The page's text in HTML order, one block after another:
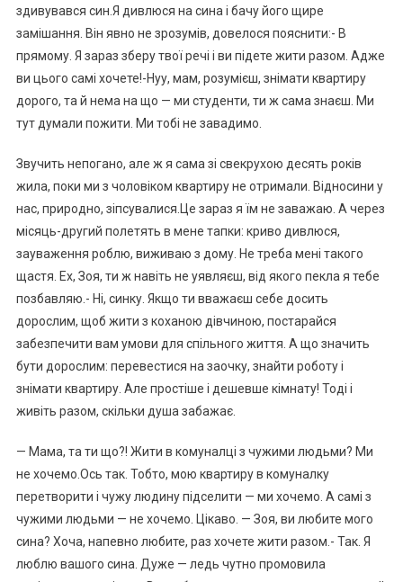
здивувався син.Я дивлюся на сина і бачу його щире
замішання. Він явно не зрозумів, довелося пояснити:- В
прямому. Я зараз зберу твої речі і ви підете жити разом. Адже
ви цього самі хочете!-Нуу, мам, розумієш, знімати квартиру
дорого, та й нема на що — ми студенти, ти ж сама знаєш. Ми
тут думали пожити. Ми тобі не завадимо.
Звучить непогано, але ж я сама зі свекрухою десять років
жила, поки ми з чоловіком квартиру не отримали. Відносини y
нас, природно, зіпсувалися.Це зараз я їм не заважаю. А через
місяць-другий полетять в мене тапки: криво дивлюся,
зауваження роблю, виживаю з дому. Не треба мені такого
щастя. Ех, Зоя, ти ж навіть не уявляєш, від якого пекла я тебе
позбавляю.- Ні, синку. Якщо ти вважаєш себе досить
дорослим, щоб жити з коханою дівчиною, постарайся
забезпечити вам умови для спільного життя. А що значить
бути дорослим: перевестися на заочку, знайти роботу і
знімати квартиру. Але простіше і дешевше кімнату! Тоді і
живіть разом, скільки душа забажає.
— Мама, та ти що?! Жити в комуналці з чужими людьми? Ми
не хочемо.Ось так. Тобто, мою квартиру в комуналку
перетворити і чужу людину підселити — ми хочемо. А самі з
чужими людьми — не хочемо. Цікаво. — Зоя, ви любите мого
сина? Хоча, напевно любите, раз хочете жити разом.- Так. Я
люблю вашого сина. Дуже — ледь чутно промовила